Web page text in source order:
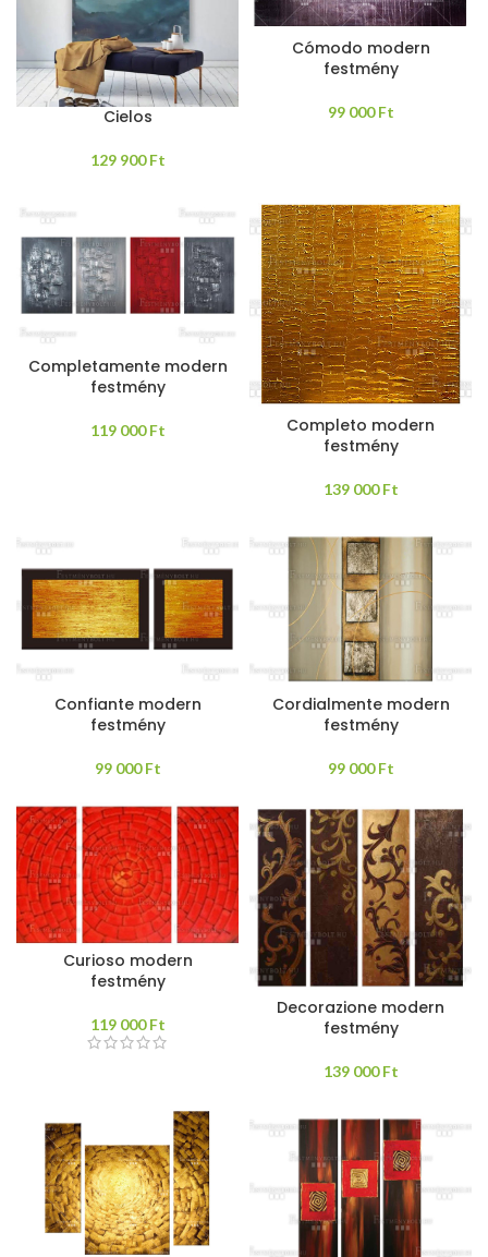
Cielos
129 900Ft
Cómodo modern
festmény
99 000Ft
Completamente modern
festmény
119 000Ft
Completo modern
festmény
139 000Ft
Confiante modern
festmény
99 000Ft
Cordialmente modern
festmény
99 000Ft
Curioso modern
festmény
119 000Ft
Decorazione modern
festmény
139 000Ft